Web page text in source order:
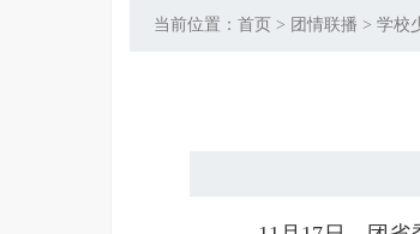
当前位置：首页 > 团情联播 > 学校